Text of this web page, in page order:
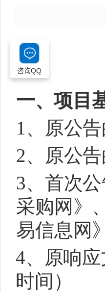
一、项目
1、原公
2、原公
3、首次
采购网》
易信息网》
4、原响
时间）
咨询QQ